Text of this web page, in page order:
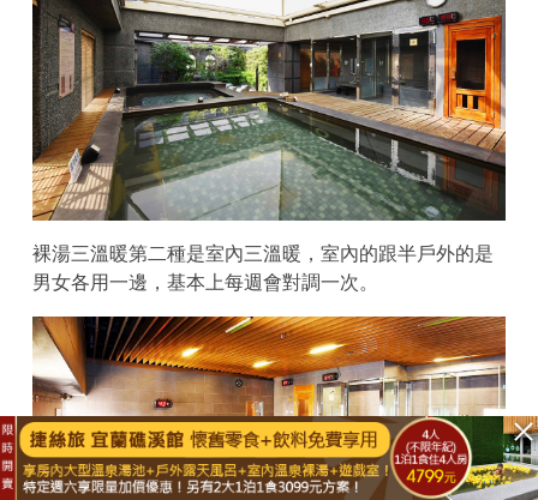
裸湯三溫暖第二種是室內三溫暖，室內的跟半戶外的是
男女各用一邊，基本上每週會對調一次。
立即購買